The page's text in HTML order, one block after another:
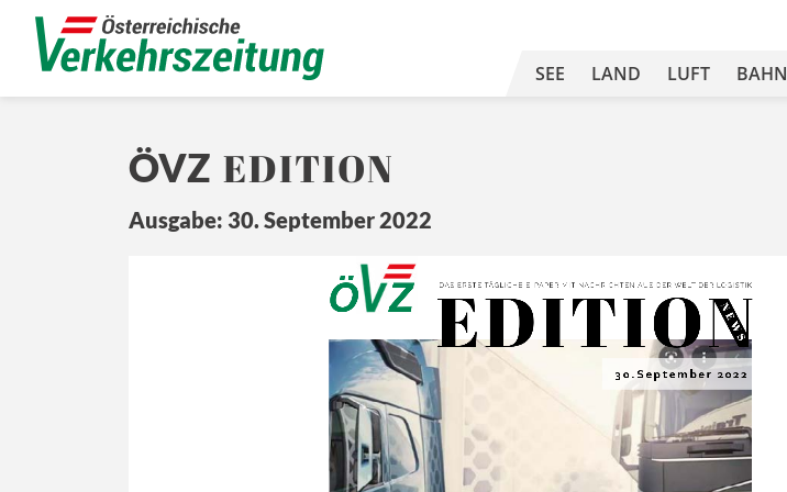
SEE LAND LUFT BAHN
ÖVZ EDITION
Ausgabe: 30. September 2022
Z
Ö EDITION
DA S ERSTE TÄ GLICHE E- PAPER MIT NA CHRICHTEN A US DER WELT DER LOGISTIK
N E
W S
30.September 2022